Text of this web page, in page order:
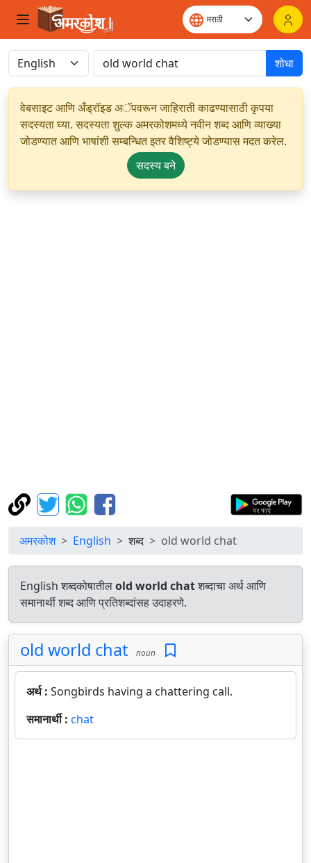
शोधा
वेबसाइट आणि अँड्रॉइड अॅपवरून जाहिराती काढण्यासाठी कृपया
सदस्यता घ्या. सदस्यता शुल्क अमरकोशमध्ये नवीन शब्द आणि व्याख्या
जोडण्यात आणि भाषांशी सम्बन्धित इतर वैशिष्ट्ये जोडण्यास मदत करेल.
सदस्य बने
अमरकोश English शब्द old world chat
English शब्दकोषातीलold world chatशब्दाचा अर्थ आणि
समानार्थी शब्द आणि प्रतिशब्दांसह उदाहरणे.
old world chat noun
अर्थ : Songbirds having a chattering call.
समानार्थी : chat